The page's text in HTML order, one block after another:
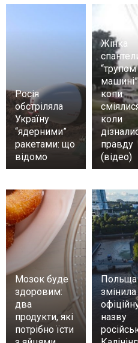
Росія
обстріляла
Україну
“ядерними”
ракетами: що
відомо
Жінка
копи
коли
правду
(відео)
Мозок буде
здоровим:
два
продукти, які
потрібно їсти
Польща
змінила
назву